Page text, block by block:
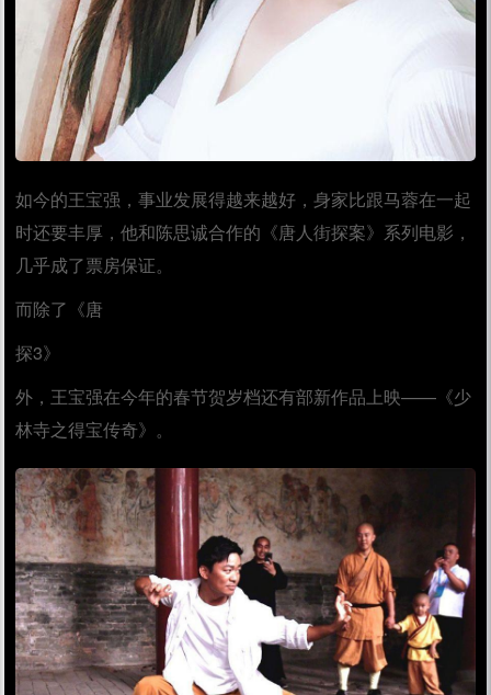
如今的王宝强，事业发展得越来越好，身家比跟马蓉在一起
时还要丰厚，他和陈思诚合作的《唐人街探案》系列电影，
几乎成了票房保证。
而除了《唐
探3》
外，王宝强在今年的春节贺岁档还有部新作品上映——《少
林寺之得宝传奇》。